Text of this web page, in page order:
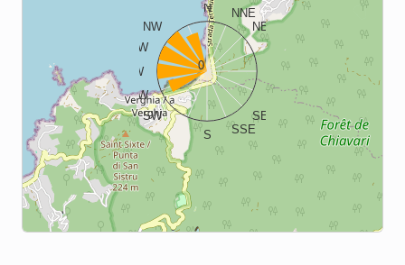
N
NNE
NE
ENE
ESE
SE
SSE
S
SW
WSW
W
WNW
NW
0